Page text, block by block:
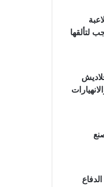
لتألقها